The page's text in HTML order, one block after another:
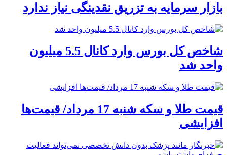
بازار سرمایه به تزریق نقدینگی نیاز ندارد
شاخص کل بورس وارد کانال 5.5 میلیون
واحد شد
قیمت طلا و سکه شنبه 17 مرداد/ قیمت‌ها
افزایشی